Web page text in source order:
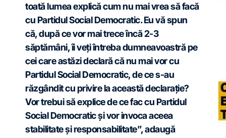
toată lumea explică cum nu mai vrea să facă
cu Partidul Social Democratic. Eu vă spun
că, după ce vor mai trece încă 2-3
săptămâni, îi veți întreba dumneavoastră pe
cei care astăzi declară că nu mai vor cu
Partidul Social Democratic, de ce s-au
răzgândit cu privire la această declarație?
Vor trebui să explice de ce fac cu Partidul
Social Democratic și vor invoca aceea
stabilitate și responsabilitate”, adaugă